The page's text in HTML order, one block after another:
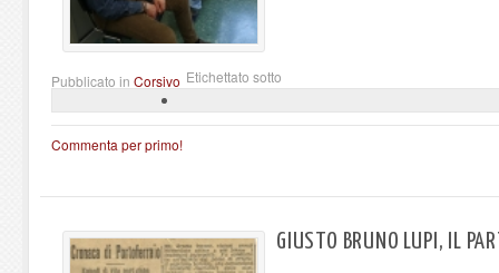
Pubblicato in Corsivo Etichettato sotto
Commenta per primo!
GIUSTO BRUNO LUPI, IL